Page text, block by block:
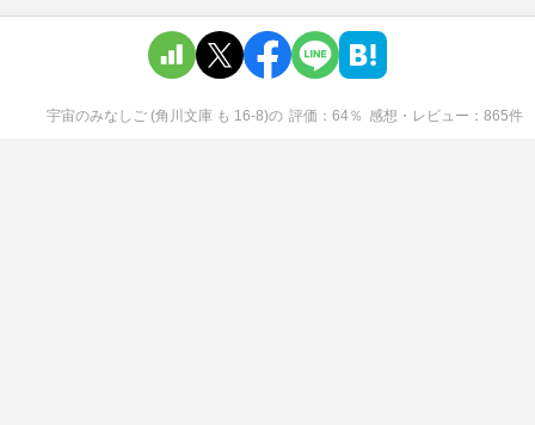
宇宙のみなしご (角川文庫 も 16-8)の 評価 64％ 感想・レビュー 865件